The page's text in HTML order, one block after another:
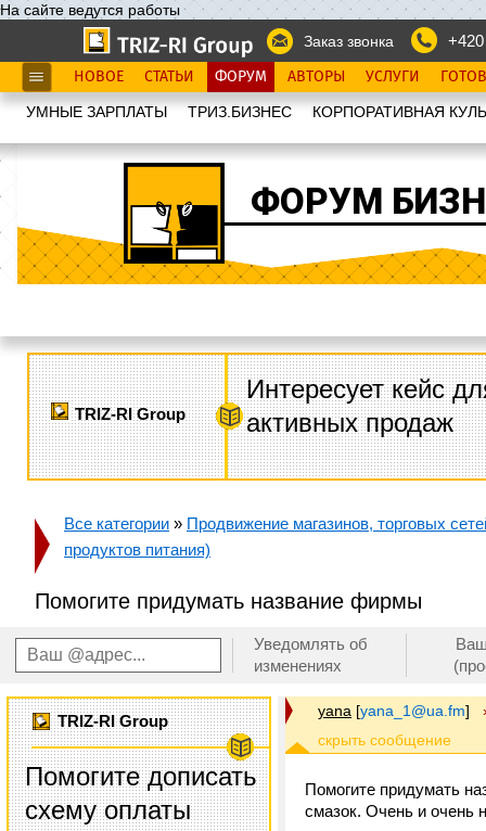
На сайте ведутся работы
Заказ звонка
НОВОЕ СТАТЬИ ФОРУМ АВТОРЫ УСЛУГИ
УМНЫЕ ЗАРПЛАТЫ ТРИЗ.БИЗНЕС КОРПОРАТИВНАЯ
ФОРУМ
TRIZ-RI Group
Интересует кейс
активных продаж
Все категории » Продвижение магазинов, торговых
продуктов питания)
Помогите придумать название фирмы
Уведомлять об
изменениях
TRIZ-RI Group
Помогите дописать
схему оплаты
yana [yana_1@ua.fm]
Помогите придумать
смазок. Очень и очень